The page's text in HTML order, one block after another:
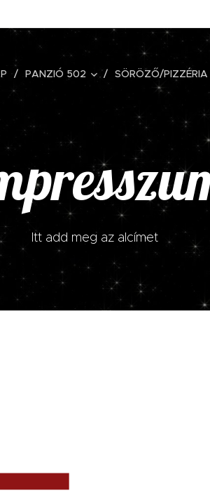
PANZIÓ 502 SÖRÖZŐ/PIZZÉRIA
Itt add meg az alcímet